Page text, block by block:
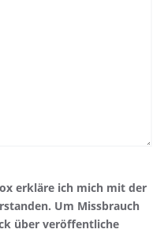
erkläre ich mich mit der
Um Missbrauch
über veröffentliche